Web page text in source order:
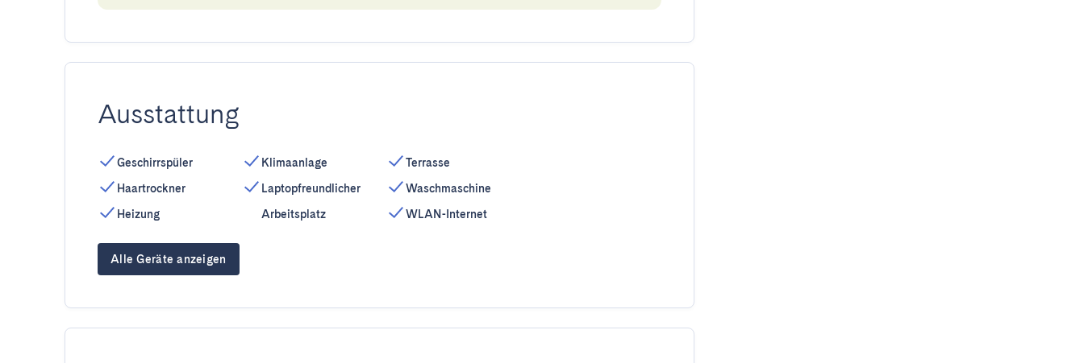
Ausstattung
Geschirrspüler
Haartrockner
Heizung
Klimaanlage
Laptopfreundlicher
Arbeitsplatz
Terrasse
Waschmaschine
WLAN-Internet
Alle Geräte anzeigen